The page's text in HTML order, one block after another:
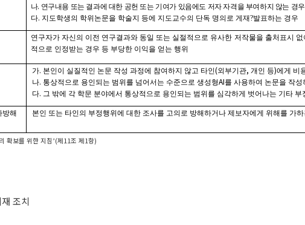
나. 연구내용 또는 결과에 대한 공헌 또는 기여가 있음에도 저자 자격을 부여하지 않는 경우
다. 지도학생의 학위논문을 학술지 등에 지도교수의 단독 명의로 게재?발표하는 경우
연구자가 자신의 이전 연구결과와 동일 또는 실절적으로 유사한 저작물을 출처표시 없
적으로 인정받는 경우 등 부당한 이익을 얻는 행위
가. 본인이 실질적인 논문 작성 과정에 참여하지 않고 타인(외부기관, 개인 등)에게 비
나. 통상적으로 용인되는 범위를 넘어서는 수준으로 생성형AI를 사용하여 논문을 작성
다. 그 밖에 각 학문 분야에서 통상적으로 용인되는 범위를 심각하게 벗어나는 기타 부
방해
본인 또는 타인의 부정행위에 대한 조사를 고의로 방해하거나 제보자에게 위해를 가하
확보를 위한 지침’(제11조 제1항)
조치